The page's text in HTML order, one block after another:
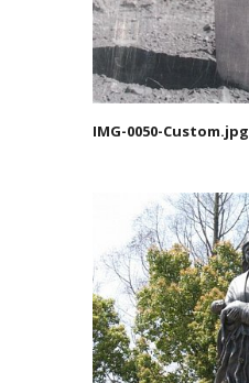
IMG-0050-Custom.jpg